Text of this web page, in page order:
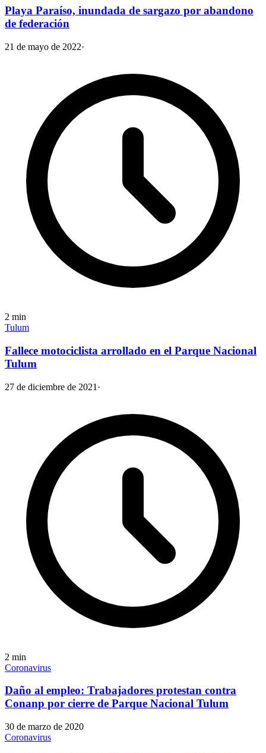
Playa Paraíso, inundada de sargazo por abandono
de federación
21 de mayo de 2022·
2 min
Tulum
Fallece motociclista arrollado en el Parque Nacional
Tulum
27 de diciembre de 2021 ·
2 min
Coronavirus
Daño al empleo: Trabajadores protestan contra
Conanp por cierre de Parque Nacional Tulum
30 de marzo de 2020
Coronavirus